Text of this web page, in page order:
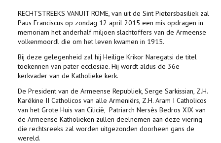
RECHTSTREEKS VANUIT ROME, van uit de Sint Pietersbasiliek zal
Paus Franciscus op zondag 12 april 2015 een mis opdragen in
memoriam het anderhalf miljoen slachtoffers van de Armeense
volkenmoordl die om het leven kwamen in 1915.
Bij deze gelegenheid zal hij Heilige Krikor Naregatsi de titel
toekennen van pater ecclesiae. Hij wordt aldus de 36e
kerkvader van de Katholieke kerk.
De President van de Armeense Republiek, Serge Sarkissian, Z.H.
Karékine II Catholicos van alle Armeniërs, Z.H. Aram I Catholicos
van het Grote Huis van Cilicië, Patriarch Nersès Bedros XIX van
de Armeense Katholieken zullen deelnemen aan deze viering
die rechtsreeks zal worden uitgezonden doorheen gans de
wereld.